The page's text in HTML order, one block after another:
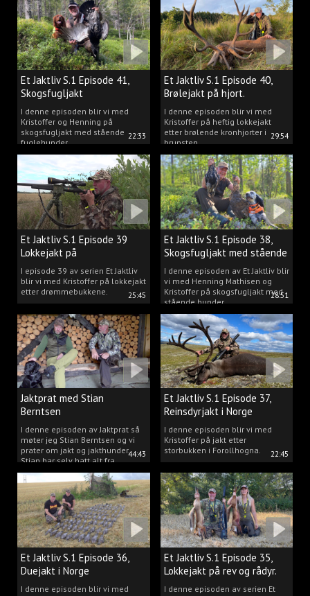
22:33
Et Jaktliv S.1 Episode 41,
Skogsfugljakt
I denne episoden blir vi med
Kristoffer og Henning på
skogsfugljakt med stående
fuglehunder.
29:54
Et Jaktliv S.1 Episode 40,
Brølejakt på hjort.
I denne episoden blir vi med
Kristoffer på heftig lokkejakt
etter brølende kronhjorter i
brunsten.
25:45
Et Jaktliv S.1 Episode 39
Lokkejakt på
drømmebukkene
I episode 39 av serien Et Jaktliv
blir vi med Kristoffer på lokkejakt
etter drømmebukkene.
28:51
Et Jaktliv S.1 Episode 38,
Skogsfugljakt med stående
hunder.
I denne episoden av Et Jaktliv blir
vi med Henning Mathisen og
Kristoffer på skogsfugljakt med
stående hunder.
44:43
Jaktprat med Stian
Berntsen
I denne episoden av Jaktprat så
møter jeg Stian Berntsen og vi
prater om jakt og jakthunder.
Stian har selv hatt alt fra
støvere, til elghunder,
rådyrhunder, spetser, apportører
og stående fuglehunder.
22:45
Et Jaktliv S.1 Episode 37,
Reinsdyrjakt i Norge
I denne episoden blir vi med
Kristoffer på jakt etter
storbukken i Forollhogna.
Et Jaktliv S.1 Episode 36,
Duejakt i Norge
I denne episoden blir vi med
Et Jaktliv S.1 Episode 35,
Lokkejakt på rev og rådyr.
I denne episoden av serien Et